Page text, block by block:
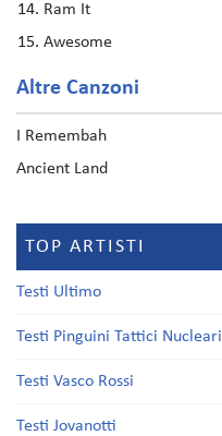
Ram It
Awesome
Altre Canzoni
I Remembah
Ancient Land
TOP ARTISTI
Testi Ultimo
Testi Pinguini Tattici Nucleari
Testi Vasco Rossi
Testi Jovanotti